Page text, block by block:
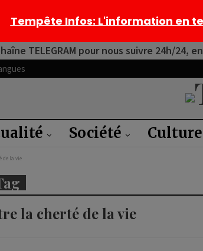
TELEGRAM pour nous suivre 24h/24,
Société Culture
de la vie
la cherté de la vie
Tempête Infos: L'information en